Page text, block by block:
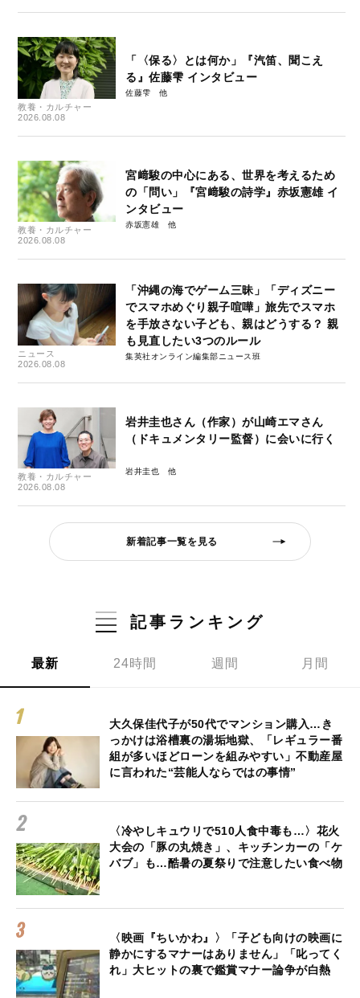
教養・カルチャー
2026.08.08
「〈保る〉とは何か」『汽笛、聞こえ
る』佐藤雫 インタビュー
佐藤雫
教養・カルチャー
2026.08.08
宮﨑駿の中心にある、世界を考えるため
の「問い」『宮﨑駿の詩学』赤坂憲雄 イ
ンタビュー
赤坂憲雄
ニュース
2026.08.08
「沖縄の海でゲーム三昧」「ディズニー
でスマホめぐり親子喧嘩」旅先でスマホ
を手放さない子ども、親はどうする？ 親
も見直したい3つのルール
集英社オンライン編集部ニュース班
教養・カルチャー
2026.08.08
岩井圭也さん（作家）が山崎エマさん
（ドキュメンタリー監督）に会いに行く
岩井圭也
新着記事一覧を見る
記事ランキング
最新 24時間 週間 月間
大久保佳代子が50代でマンション購入…き
っかけは浴槽裏の湯垢地獄、「レギュラー番
組が多いほどローンを組みやすい」不動産屋
に言われた“芸能人ならではの事情”
〈冷やしキュウリで510人食中毒も…〉花火
大会の「豚の丸焼き」、キッチンカーの「ケ
バブ」も…酷暑の夏祭りで注意したい食べ物
〈映画『ちいかわ』〉「子ども向けの映画に
静かにするマナーはありません」「叱ってく
れ」大ヒットの裏で鑑賞マナー論争が白熱